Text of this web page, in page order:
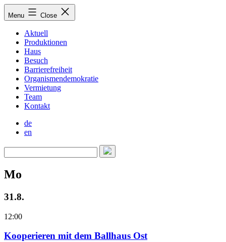
Skip
toMenu Close
Aktuell
Produktionen
Haus
Besuch
Barrierefreiheit
Organismendemokratie
Vermietung
Team
Kontakt
de
en
Mo
31.8.
12:00
Kooperieren mit dem Ballhaus Ost